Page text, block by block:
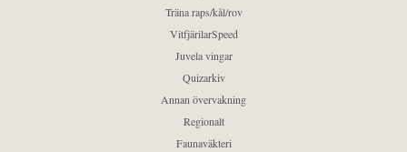
Träna raps/kål/rov
VitfjärilarSpeed
Juvela vingar
Quizarkiv
Annan övervakning
Regionalt
Faunaväkteri